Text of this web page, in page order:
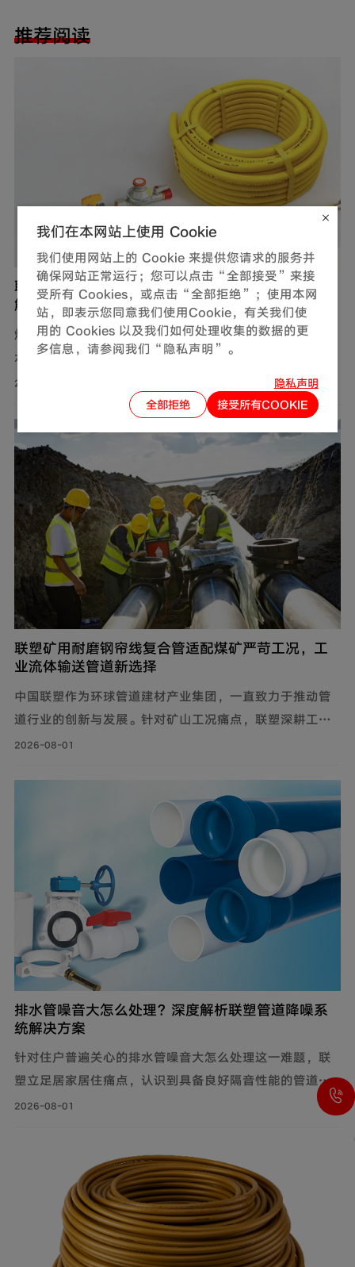
推荐阅读
联塑燃气用不锈钢波纹软管，完善家装定制化管道
解决方案
燃气，作为现代生活中不可或缺的能源，满足了我们对热
水、美食以及舒适生活环境的追求。然而，燃气使用的安
全问题同样需要关注。联塑围绕家装场景打造定制化管道
解决方案，推出燃气用不锈钢波纹软管，依托过硬产品品
质保障家庭用气流畅稳定，为住户营造安心居家环境。
2026-08-01
联塑矿用耐磨钢帘线复合管适配煤矿严苛工况，工
业流体输送管道新选择
中国联塑作为环球管道建材产业集团，一直致力于推动管
道行业的创新与发展。针对矿山工况痛点，联塑深耕工业
流体输送管道领域，为解决煤矿井下钢制管道腐蚀严重、
层、钢帘线增强层、聚乙烯外管层复合而成。
2026-08-01
排水管噪音大怎么处理？深度解析联塑管道降噪系
统解决方案
针对住户普遍关心的排水管噪音大怎么处理这一难题，联
塑立足居家居住痛点，认识到具备良好隔音性能的管道系
统，能有效降低水流传递的给周围环境带来的影响，付诸
者带来福音。
2026-08-01
我们在本网站上使用 Cookie
我们使用网站上的 Cookie 来提供您请求的服务并
确保网站正常运行；您可以点击“全部接受”来接
受所有 Cookies，或点击“全部拒绝”；使用本网
站，即表示您同意我们使用Cookie，有关我们使
用的 Cookies 以及我们如何处理收集的数据的更
多信息，请参阅我们“隐私声明”。
隐私声明
全部拒绝
接受所有COOKIE